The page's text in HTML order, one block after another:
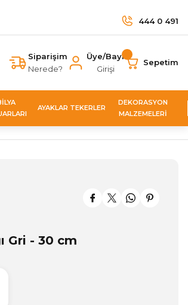
444 0 491
Siparişim
Nerede?
Üye/Bayi
Girişi
Sepetim
AYAKLAR TEKERLER
DEKORASYON
MALZEMELERİ
Gri - 30 cm